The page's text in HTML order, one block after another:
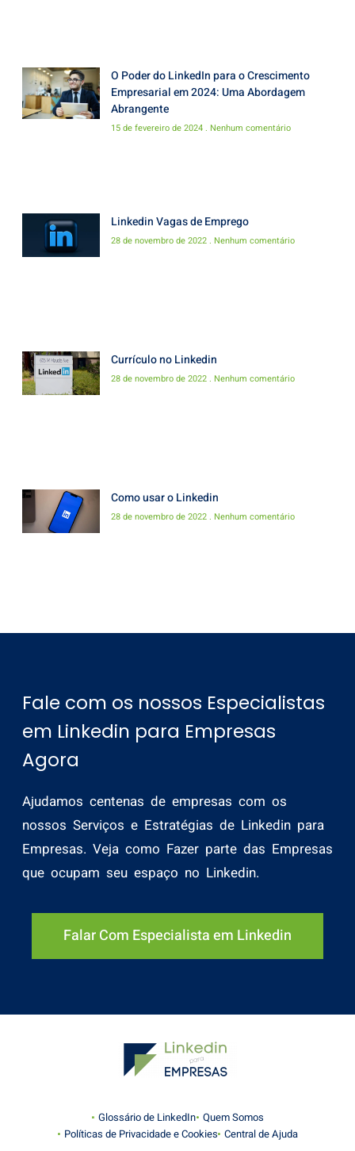
O Poder do LinkedIn para o Crescimento
Empresarial em 2024: Uma Abordagem
Abrangente
15 de fevereiro de 2024 Nenhum comentário
Linkedin Vagas de Emprego
28 de novembro de 2022 Nenhum comentário
Currículo no Linkedin
28 de novembro de 2022 Nenhum comentário
Como usar o Linkedin
28 de novembro de 2022 Nenhum comentário
Fale com os nossos Especialistas
em Linkedin para Empresas
Agora
Ajudamos centenas de empresas com os
nossos Serviços e Estratégias de Linkedin para
Empresas. Veja como Fazer parte das Empresas
que ocupam seu espaço no Linkedin.
Falar Com Especialista em Linkedin
Glossário de LinkedIn Quem Somos
Políticas de Privacidade e Cookies Central de Ajuda